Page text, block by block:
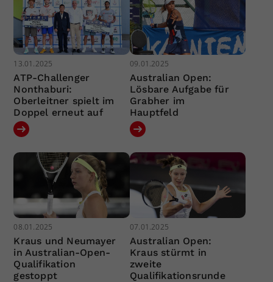
13.01.2025
ATP-Challenger
Nonthaburi:
Oberleitner spielt im
Doppel erneut auf
09.01.2025
Australian Open:
Lösbare Aufgabe für
Grabher im
Hauptfeld
08.01.2025
Kraus und Neumayer
in Australian-Open-
Qualifikation
gestoppt
07.01.2025
Australian Open:
Kraus stürmt in
zweite
Qualifikationsrunde